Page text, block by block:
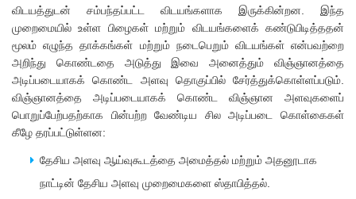
விடயத்துடன் சம்பந்தப்பட்ட விடயங்களாக இருக்கின்றன. இந்த
முறைமையில் உள்ள பிழைகள் மற்றும் விடயங்களைக் கண்டுபிடித்ததன்
மூலம் எழுந்த தாக்கங்கள் மற்றும் நடைபெறும் விடயங்கள் என்பவற்றை
அறிந்து கொண்டதை அடுத்து இவை அனைத்தும் விஞ்ஞானத்தை
அடிப்படையாகக் கொண்ட அளவு தொகுப்பில் சேர்த்துக்கொள்ளப்படும்.
விஞ்ஞானத்தை அடிப்படையாகக் கொண்ட விஞ்ஞான அளவுகளைப்
பொறுப்பேற்பதற்காக பின்பற்ற வேண்டிய சில அடிப்படை கொள்கைகள்
கீழே தரப்பட்டுள்ளன:
தேசிய அளவு ஆய்வுகூடத்தை அமைத்தல் மற்றும் அதனூடாக
நாட்டின் தேசிய அளவு முறைமைகளை ஸ்தாபித்தல்.